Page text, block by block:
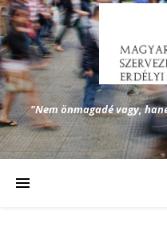
"Nem önmagadé vagy,